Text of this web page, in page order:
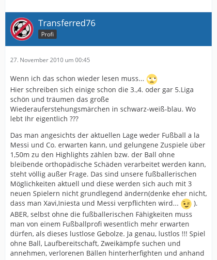
Transferred76
Profi
27. November 2010 um 00:45
Wenn ich das schon wieder lesen muss...
Hier schreiben sich einige schon die 3.,4. oder gar 5.Liga
schön und träumen das große
Wiederauferstehungsmärchen in schwarz-weiß-blau. Wo
lebt Ihr eigentlich ???
Das man angesichts der aktuellen Lage weder Fußball a la
Messi und Co. erwarten kann, und gelungene Zuspiele über
1,50m zu den Highlights zählen bzw. der Ball ohne
bleibende orthopädische Schäden verarbeitet werden kann,
steht völlig außer Frage. Das sind unsere fußballerischen
Möglichkeiten aktuell und diese werden sich auch mit 3
neuen Spielern nicht grundlegend ändern(denke eher nicht,
dass man Xavi,Iniesta und Messi verpflichten wird...
).
ABER, selbst ohne die fußballerischen Fähigkeiten muss
man von einem Fußballprofi wesentlich mehr erwarten
dürfen, als dieses lustlose Gebolze. Ja genau, lustlos !!! Spiel
ohne Ball, Laufbereitschaft, Zweikämpfe suchen und
annehmen, verlorenen Bällen hinterherfighten und anhand